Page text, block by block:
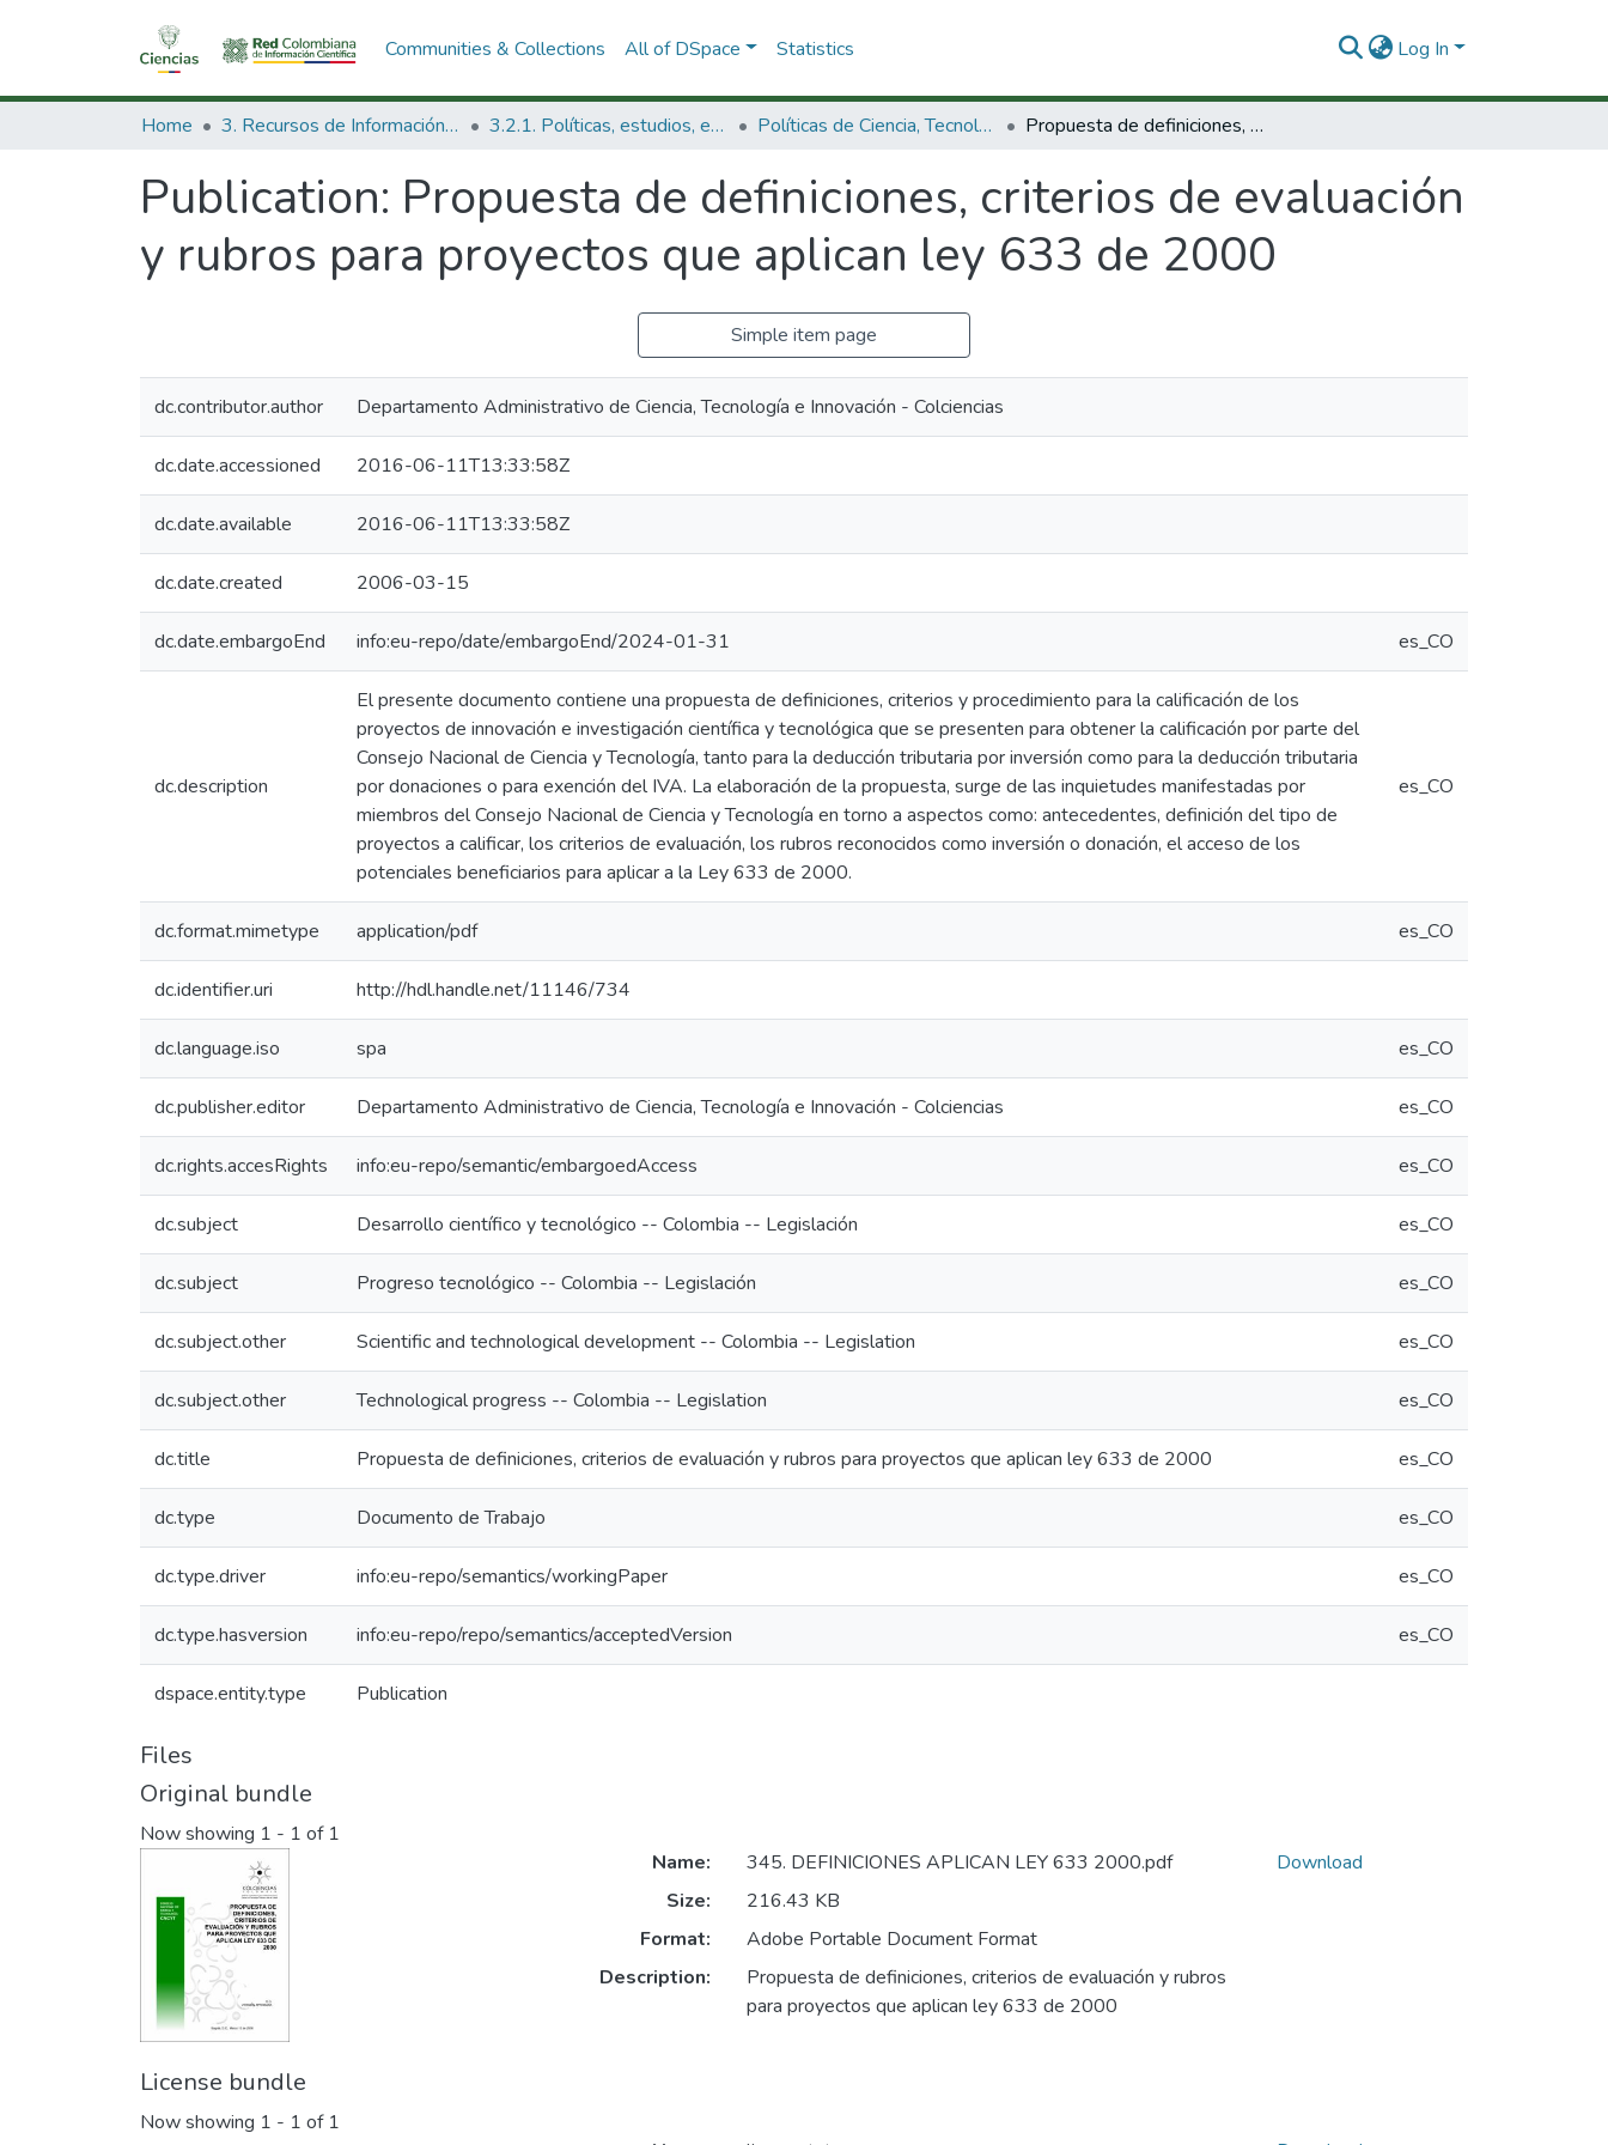
Communities & Collections All of DSpace Statistics Log In
Home 3. Recursos de Información Científica y Tecnológica 3.2.1. Políticas, estudios, evaluaciones e indicadores de CTeI Políticas de Ciencia, Tecnología e Innovación Propuesta de definiciones, criterios de evaluación y rubros para proyectos que aplican ley 633 de 2000
Publication: Propuesta de definiciones, criterios de evaluación
y rubros para proyectos que aplican ley 633 de 2000
Simple item page
dc.contributor.author Departamento Administrativo de Ciencia, Tecnología e Innovación - Colciencias
dc.date.accessioned 2016-06-11T13:33:58Z
dc.date.available 2016-06-11T13:33:58Z
dc.date.created 2006-03-15
dc.date.embargoEnd info:eu-repo/date/embargoEnd/2024-01-31 es_CO
dc.description
El presente documento contiene una propuesta de definiciones, criterios y procedimiento para la calificación de los
proyectos de innovación e investigación científica y tecnológica que se presenten para obtener la calificación por parte del
Consejo Nacional de Ciencia y Tecnología, tanto para la deducción tributaria por inversión como para la deducción tributaria
por donaciones o para exención del IVA. La elaboración de la propuesta, surge de las inquietudes manifestadas por
miembros del Consejo Nacional de Ciencia y Tecnología en torno a aspectos como: antecedentes, definición del tipo de
proyectos a calificar, los criterios de evaluación, los rubros reconocidos como inversión o donación, el acceso de los
potenciales beneficiarios para aplicar a la Ley 633 de 2000.
es_CO
dc.format.mimetype application/pdf es_CO
dc.identifier.uri http://hdl.handle.net/11146/734
dc.language.iso spa es_CO
dc.publisher.editor Departamento Administrativo de Ciencia, Tecnología e Innovación - Colciencias es_CO
dc.rights.accesRights info:eu-repo/semantic/embargoedAccess es_CO
dc.subject Desarrollo científico y tecnológico -- Colombia -- Legislación es_CO
dc.subject Progreso tecnológico -- Colombia -- Legislación es_CO
dc.subject.other Scientific and technological development -- Colombia -- Legislation es_CO
dc.subject.other Technological progress -- Colombia -- Legislation es_CO
dc.title Propuesta de definiciones, criterios de evaluación y rubros para proyectos que aplican ley 633 de 2000 es_CO
dc.type Documento de Trabajo es_CO
dc.type.driver info:eu-repo/semantics/workingPaper es_CO
dc.type.hasversion info:eu-repo/repo/semantics/acceptedVersion es_CO
dspace.entity.type Publication
Files
Original bundle
Now showing 1 - 1 of 1
Name:
345. DEFINICIONES APLICAN LEY 633 2000.pdf
Size:
216.43 KB
Format:
Adobe Portable Document Format
Description:
Propuesta de definiciones, criterios de evaluación y rubros
para proyectos que aplican ley 633 de 2000
Download
License bundle
Now showing 1 - 1 of 1